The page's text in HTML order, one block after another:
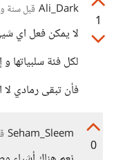
1
Ali_Dark قبل سنة
لا يمكن فعل اي
لكل فئة سلبياتها و
فأن تبقى رمادي
0
Seham_Sleem